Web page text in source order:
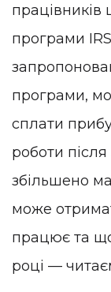
програми
програми,
сплати
роботи
збільшено
може
працює та
році —